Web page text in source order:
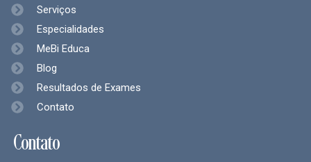
Serviços
Especialidades
MeBi Educa
Blog
Resultados de Exames
Contato
Contato